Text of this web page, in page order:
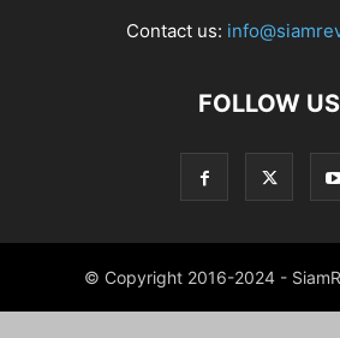
Contact us:
FOLLOW US
© Copyright 2016-2024 -